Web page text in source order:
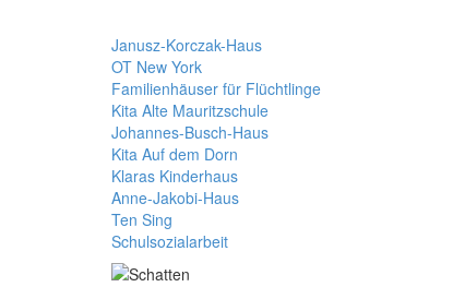
Janusz-Korczak-Haus
OT New York
Familienhäuser für Flüchtlinge
Kita Alte Mauritzschule
Johannes-Busch-Haus
Kita Auf dem Dorn
Klaras Kinderhaus
Anne-Jakobi-Haus
Ten Sing
Schulsozialarbeit